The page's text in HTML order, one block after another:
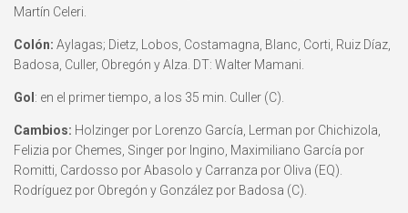
Martín Celeri.
Colón: Aylagas; Dietz, Lobos, Costamagna, Blanc, Corti, Ruiz Díaz,
Badosa, Culler, Obregón y Alza. DT: Walter Mamani.
Gol: en el primer tiempo, a los 35 min. Culler (C).
Cambios: Holzinger por Lorenzo García, Lerman por Chichizola,
Felizia por Chemes, Singer por Ingino, Maximiliano García por
Romitti, Cardosso por Abasolo y Carranza por Oliva (EQ).
Rodríguez por Obregón y González por Badosa (C).